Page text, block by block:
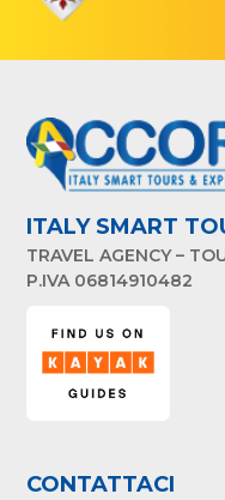
ITALY SMART
TRAVEL AGENCY –
P.IVA 06814910482
CONTATTACI